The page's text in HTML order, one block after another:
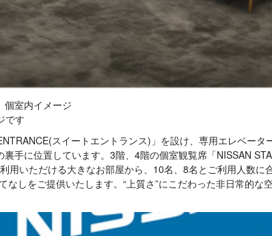
個室内イメージ
です
スイートエントランス)」を設け、専用エレベー
手に位置しています。3階、4階の個室観覧席「NISSAN
いただける大きなお部屋から、10名、8名とご利用人数に
しをご提供いたします。“上質さ”にこだわった非日常的な